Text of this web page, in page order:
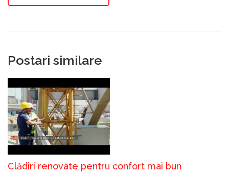
Postari similare
Clădiri renovate pentru confort mai bun